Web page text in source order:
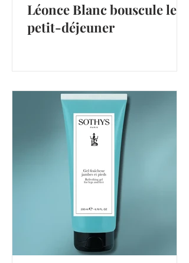
Léonce Blanc bouscule le
petit-déjeuner